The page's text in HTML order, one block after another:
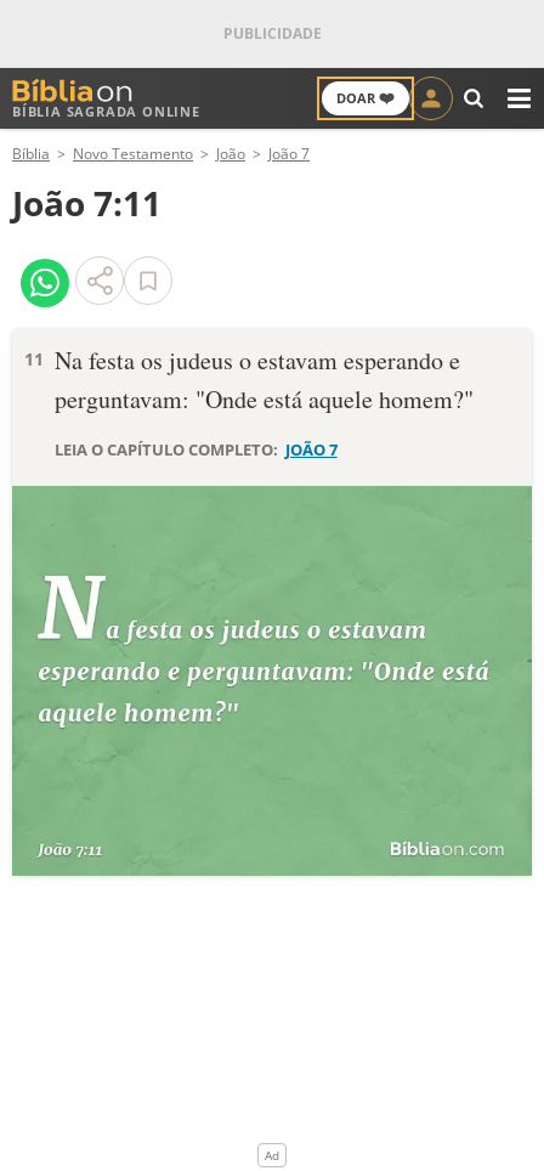
BÍBLIA SAGRADA ONLINE
DOAR ❤️
ANTIGO TESTAMENTO
NOVO TESTAMENTO
VERSÍCULOS
PALAVRA DO DIA
10 MANDAMENTOS
ESTUDOS BÍBLICOS
ESBOÇOS DE PREGAÇÃO
PERGUNTE À BÍBLIA
Bíblia Novo Testamento João João 7
João 7:11
11 Na festa os judeus o estavam esperando e
perguntavam: "Onde está aquele homem?"
LEIA O CAPÍTULO COMPLETO: JOÃO 7